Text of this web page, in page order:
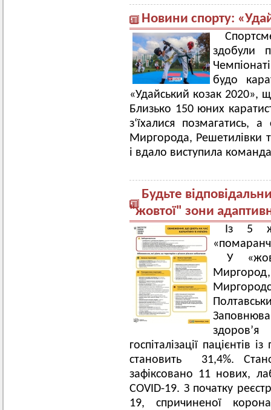
Новини спорту:
здобули
будо
«Удайський козак 2020»,
Близько 150 юних
з‘їхалися
Миргорода, Решетилівки
і вдало виступила
Будьте
"жовтої" зони
Із 5
У
госпіталізації
становить 31,4%.
зафіксовано 11 нових,
COVID-19. З початку
19, спричиненої